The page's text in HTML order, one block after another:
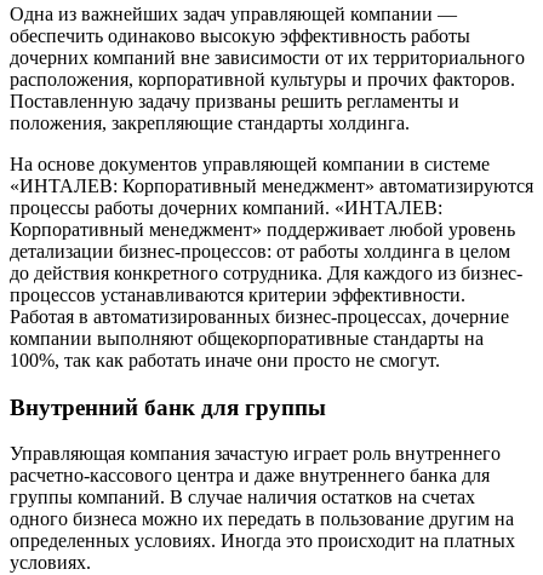
Одна из важнейших задач управляющей компании —
обеспечить одинаково высокую эффективность работы
дочерних компаний вне зависимости от их территориального
расположения, корпоративной культуры и прочих факторов.
Поставленную задачу призваны решить регламенты и
положения, закрепляющие стандарты холдинга.
На основе документов управляющей компании в системе
«ИНТАЛЕВ: Корпоративный менеджмент» автоматизируются
процессы работы дочерних компаний. «ИНТАЛЕВ:
Корпоративный менеджмент» поддерживает любой уровень
детализации бизнес-процессов: от работы холдинга в целом
до действия конкретного сотрудника. Для каждого из бизнес-
процессов устанавливаются критерии эффективности.
Работая в автоматизированных бизнес-процессах, дочерние
компании выполняют общекорпоративные стандарты на
100%, так как работать иначе они просто не смогут.
Внутренний банк для группы
Управляющая компания зачастую играет роль внутреннего
расчетно-кассового центра и даже внутреннего банка для
группы компаний. В случае наличия остатков на счетах
одного бизнеса можно их передать в пользование другим на
определенных условиях. Иногда это происходит на платных
условиях.